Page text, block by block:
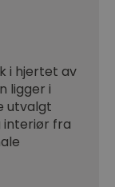
i hjertet av
ligger i
utvalgt
fra